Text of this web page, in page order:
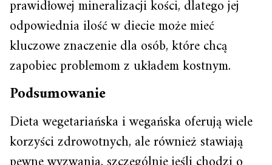
prawidłowej mineralizacji kości, dlatego jej
odpowiednia ilość w diecie może mieć
kluczowe znaczenie dla osób, które chcą
zapobiec problemom z układem kostnym.
Podsumowanie
Dieta wegetariańska i wegańska oferują wiele
korzyści zdrowotnych, ale również stawiają